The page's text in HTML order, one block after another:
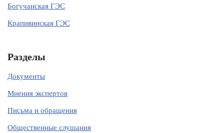
Богучанская ГЭС
Крапивинская ГЭС
Разделы
Документы
Мнения экспертов
Письма и обращения
Общественные слушания